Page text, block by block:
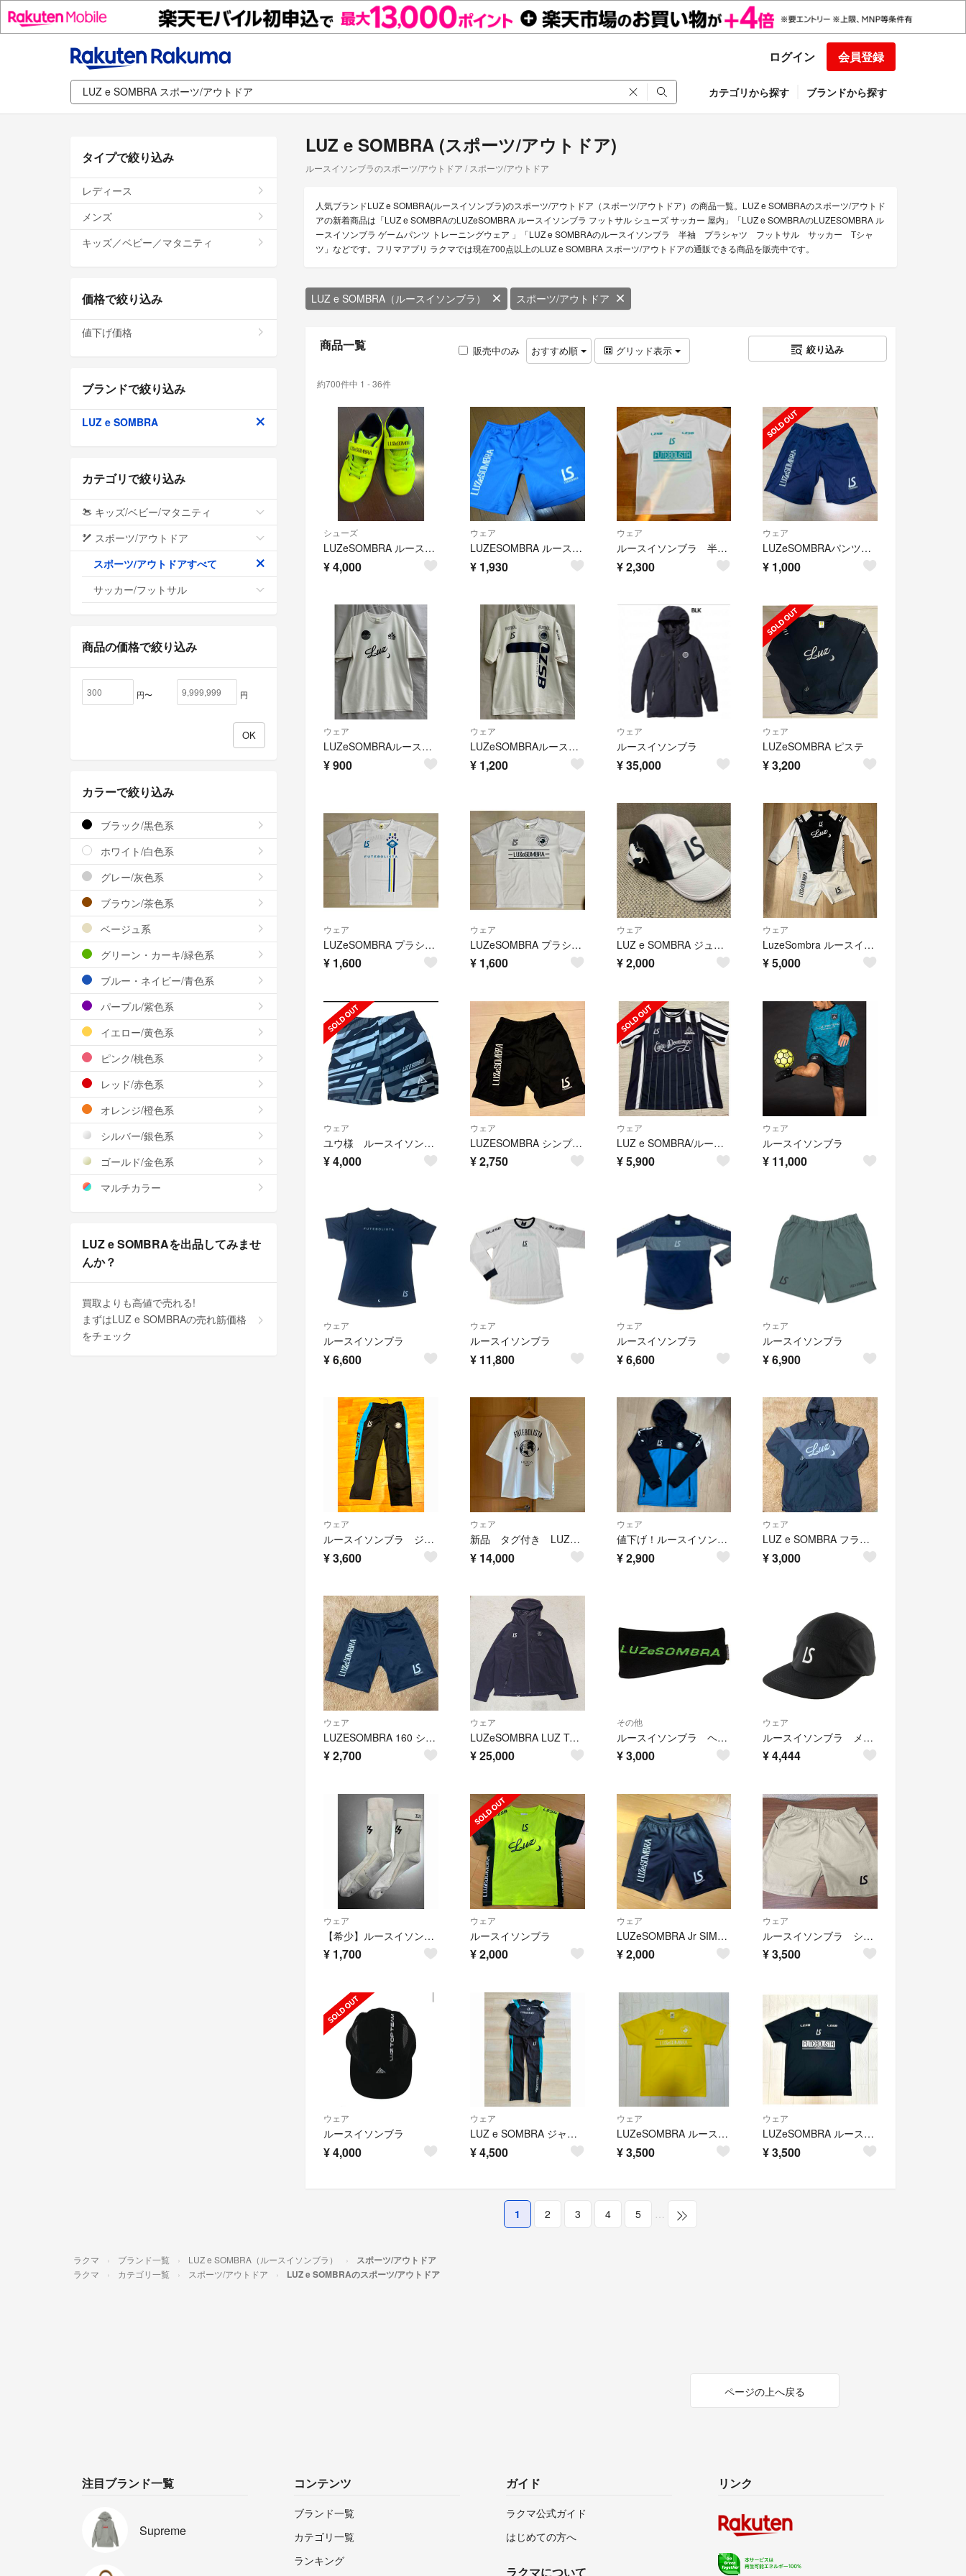
ログイン 会員登録
カテゴリから探す ブランドから探す
LUZ e SOMBRA (スポーツ/アウトドア)
ルースイソンブラのスポーツ/アウトドア / スポーツ/アウトドア
人気ブランドLUZ e SOMBRA(ルースイソンブラ)のスポーツ/アウトドア（スポーツ/アウトドア）の商品一覧。LUZ e SOMBRAのスポーツ/アウトド
アの新着商品は「LUZ e SOMBRAのLUZeSOMBRA ルースイソンブラ フットサル シューズ サッカー 屋内」「LUZ e SOMBRAのLUZESOMBRA ル
ースイソンブラ ゲームパンツ トレーニングウェア 」「LUZ e SOMBRAのルースイソンブラ 半袖 プラシャツ フットサル サッカー Tシャ
ツ」などです。フリマアプリ ラクマでは現在700点以上のLUZ e SOMBRA スポーツ/アウトドアの通販できる商品を販売中です。
LUZ e SOMBRA（ルースイソンブラ） スポーツ/アウトドア
商品一覧 販売中のみ おすすめ順 グリッド表示 絞り込み
約700件中 1 - 36件
シューズ
LUZeSOMBRA ルースイソンブラ フットサル シューズ サッカー 屋内
¥4,000
ウェア
LUZESOMBRA ルースイソンブラ ゲームパンツ トレーニングウェア
¥ 1,930
ウェア
ルースイソンブラ 半袖 プラシャツ フットサル サッカー Tシャツ
¥2,300
ウェア
LUZeSOMBRAパンツ 160
¥ 1,000
ウェア
LUZeSOMBRAルースイソンブラサッカー フットサルプラクティスシャツXL2
¥900
ウェア
LUZeSOMBRAルースイソンブラサッカー フットサルプラクティスシャツXL1
¥ 1,200
ウェア
ルースイソンブラ
¥35,000
ウェア
LUZeSOMBRA ピステ
¥3,200
ウェア
LUZeSOMBRA プラシャツ
¥ 1,600
ウェア
LUZeSOMBRA プラシャツ
¥ 1,600
ウェア
LUZ e SOMBRA ジュニア プレイフルキャップ プラクティスキャップ L2221415 ルースイソンブラ
¥2,000
ウェア
LuzeSombra ルースイソンブラ セットアップ ジュニア130 140
¥5,000
ウェア
ユウ様 ルースイソンブラ
¥4,000
ウェア
LUZESOMBRA シンプルスタンダードプラパンツ F1811309 005BLK
¥2,750
ウェア
LUZ e SOMBRA/ルースイソンブラ ３枚セット
¥5,900
ウェア
ルースイソンブラ
¥ 11,000
ウェア
ルースイソンブラ
¥6,600
ウェア
ルースイソンブラ
¥ 11,800
ウェア
ルースイソンブラ
¥6,600
ウェア
ルースイソンブラ
¥6,900
ウェア
ルースイソンブラ ジャージ Ｌ フットサル サッカー パンツ
¥3,600
ウェア
新品 タグ付き LUZeSOMBRA ルースイソンブラ LUZ RODA別注 プラシャツ Ｌ 白
¥ 14,000
ウェア
値下げ！ルースイソンブラ150cmジャージジャケット
¥2,900
ウェア
LUZ e SOMBRA フラットライン ハーフ160 ZIPピステトップ ブラック×グレー
¥3,000
ウェア
LUZESOMBRA 160 シンプルスタンダードプラパンツ ブラック
¥2,700
ウェア
LUZeSOMBRA LUZ TOP TEAM ジャケット Lサイズ 黒 ルースイソンブラ フード TIKI TAKA アウター
¥25,000
その他
ルースイソンブラ ヘアバンド
¥3,000
ウェア
ルースイソンブラ メッシュキャップ ブラック
¥4,444
ウェア
【希少】ルースイソンブラ ソックス 廃盤品
¥ 1,700
ウェア
ルースイソンブラ
¥2,000
ウェア
LUZeSOMBRA Jr SIMPLE STANDARD PRA-PANTS
¥2,000
ウェア
ルースイソンブラ ショートパンツ150
¥3,500
ウェア
ルースイソンブラ
¥4,000
ウェア
LUZ e SOMBRA ジャージ セットアップ 上下１５０cm
¥4,500
ウェア
LUZeSOMBRA ルースイソンブラ プラシャツ イエロー XL フットサル
¥3,500
ウェア
LUZeSOMBRA ルースイソンブラ プラシャツ ブラック XL フットサル
¥3,500
1 2 3 4 5 …
タイプで絞り込み
レディース
メンズ
キッズ／ベビー／マタニティ
価格で絞り込み
値下げ価格
ブランドで絞り込み
LUZ e SOMBRA
カテゴリで絞り込み
キッズ/ベビー/マタニティ
スポーツ/アウトドア
スポーツ/アウトドアすべて
サッカー/フットサル
商品の価格で絞り込み
円〜 円
カラーで絞り込み
ブラック/黒色系
ホワイト/白色系
グレー/灰色系
ブラウン/茶色系
ベージュ系
グリーン・カーキ/緑色系
ブルー・ネイビー/青色系
パープル/紫色系
イエロー/黄色系
ピンク/桃色系
レッド/赤色系
オレンジ/橙色系
シルバー/銀色系
ゴールド/金色系
マルチカラー
LUZ e SOMBRAを出品してみませ
んか？
買取よりも高値で売れる!
まずはLUZ e SOMBRAの売れ筋価格
をチェック
ラクマ ブランド一覧 LUZ e SOMBRA（ルースイソンブラ） スポーツ/アウトドア
ラクマ カテゴリ一覧 スポーツ/アウトドア LUZ e SOMBRAのスポーツ/アウトドア
ページの上へ戻る
注目ブランド一覧
Supreme
コンテンツ
ブランド一覧
カテゴリ一覧
ランキング
ガイド
ラクマ公式ガイド
はじめての方へ
ラクマについて
リンク